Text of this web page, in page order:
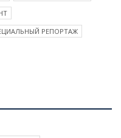
РЕПОРТАЖ